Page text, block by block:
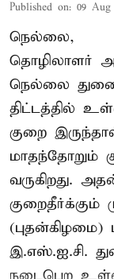
Published on: 09 Aug
நெல்லை,
தொழிலாளர்
நெல்லை
திட்டத்தில்
குறை
மாதந்தோறும்
வருகிறது.
குறைதீர்க்கும்
இ.எஸ்.ஐ.சி.